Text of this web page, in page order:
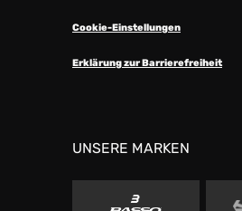
Cookie-Einstellungen
Erklärung zur Barrierefreiheit
UNSERE MARKEN